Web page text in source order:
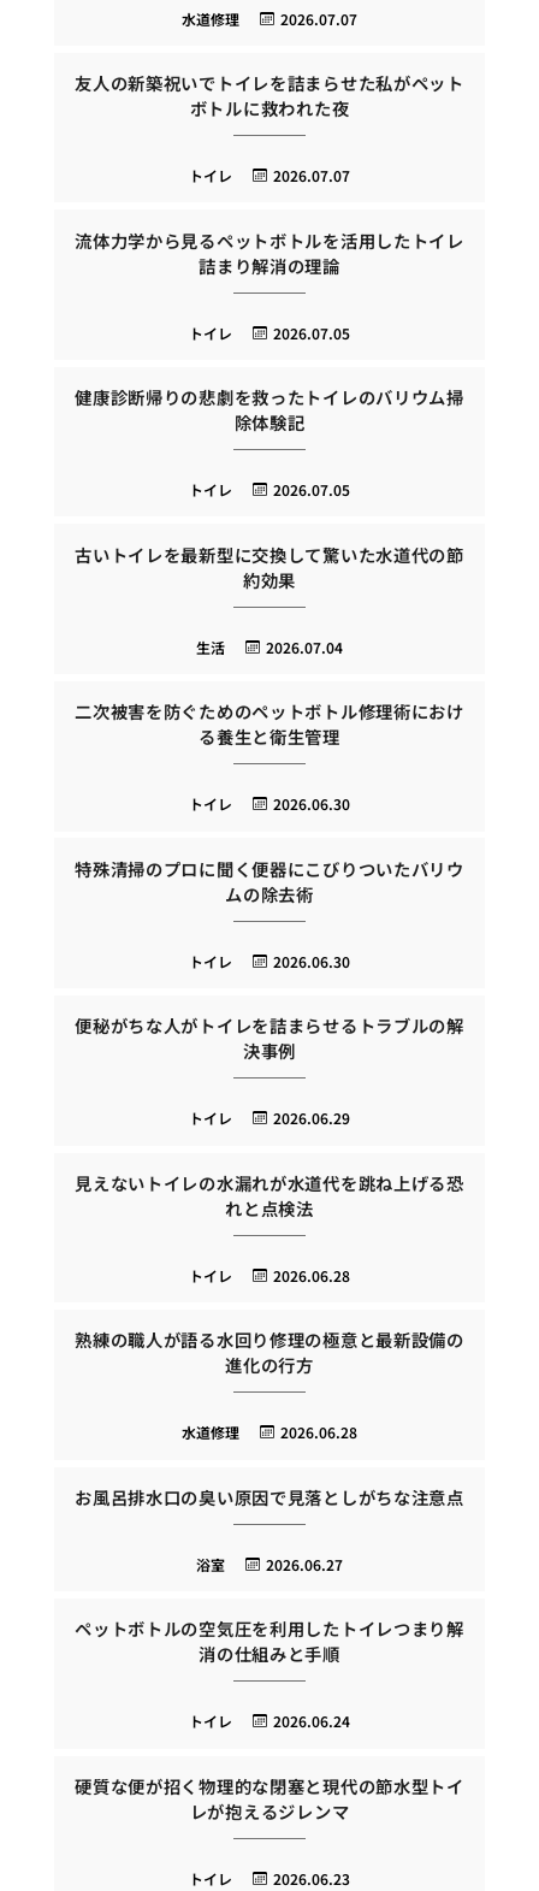
2026.07.07
水道修理
友人の新築祝いでトイレを詰まらせた私がペット
ボトルに救われた夜
2026.07.07
トイレ
流体力学から見るペットボトルを活用したトイレ
詰まり解消の理論
2026.07.05
トイレ
健康診断帰りの悲劇を救ったトイレのバリウム掃
除体験記
2026.07.05
トイレ
古いトイレを最新型に交換して驚いた水道代の節
約効果
2026.07.04
生活
二次被害を防ぐためのペットボトル修理術におけ
る養生と衛生管理
2026.06.30
トイレ
特殊清掃のプロに聞く便器にこびりついたバリウ
ムの除去術
2026.06.30
トイレ
便秘がちな人がトイレを詰まらせるトラブルの解
決事例
2026.06.29
トイレ
見えないトイレの水漏れが水道代を跳ね上げる恐
れと点検法
2026.06.28
トイレ
熟練の職人が語る水回り修理の極意と最新設備の
進化の行方
2026.06.28
水道修理
お風呂排水口の臭い原因で見落としがちな注意点
2026.06.27
浴室
ペットボトルの空気圧を利用したトイレつまり解
消の仕組みと手順
2026.06.24
トイレ
硬質な便が招く物理的な閉塞と現代の節水型トイ
レが抱えるジレンマ
2026.06.23
トイレ